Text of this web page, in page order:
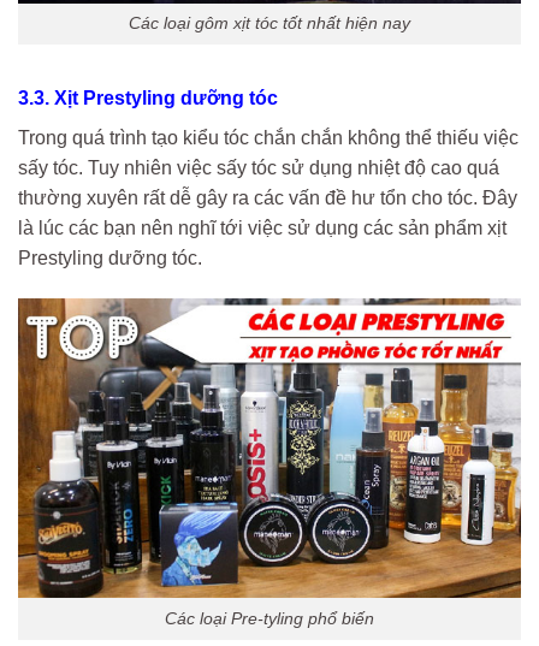
Các loại gôm xịt tóc tốt nhất hiện nay
3.3. Xịt Prestyling dưỡng tóc
Trong quá trình tạo kiểu tóc chắn chắn không thể thiếu việc
sấy tóc. Tuy nhiên việc sấy tóc sử dụng nhiệt độ cao quá
thường xuyên rất dễ gây ra các vấn đề hư tổn cho tóc. Đây
là lúc các bạn nên nghĩ tới việc sử dụng các sản phẩm xịt
Prestyling dưỡng tóc.
Các loại Pre-tyling phổ biến